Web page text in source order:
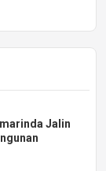
Jalin